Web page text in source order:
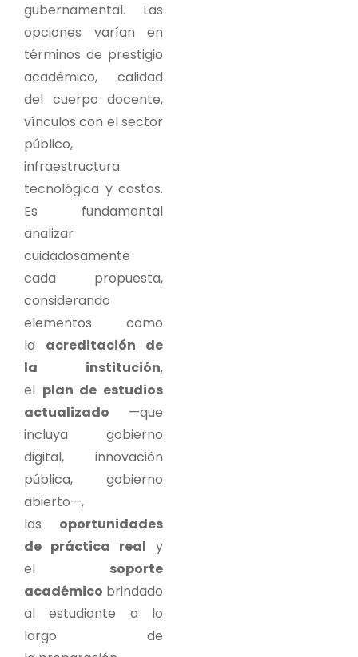
gubernamental. Las
opciones varían en
términos de prestigio
académico, calidad
del cuerpo docente,
vínculos con el sector
público,
infraestructura
tecnológica y costos.
Es fundamental
analizar
cuidadosamente
cada propuesta,
considerando
elementos como
la acreditación de
la institución,
el plan de estudios
actualizado —que
incluya gobierno
digital, innovación
pública, gobierno
abierto—,
las oportunidades
de práctica real y
el soporte
académico brindado
al estudiante a lo
largo de